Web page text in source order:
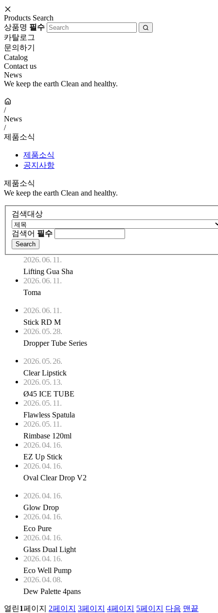
Products Search
상품명 필수
카탈로그
문의하기
Catalog
Contact us
News
We keep the earth Clean and healthy.
/
News
/
제품소식
제품소식
공지사항
제품소식
We keep the earth Clean and healthy.
검색대상
검색어 필수
2026. 06. 11.
Lifting Gua Sha
2026. 06. 11.
Toma
2026. 06. 11.
Stick RD M
2026. 05. 28.
Dropper Tube Series
2026. 05. 26.
Clear Lipstick
2026. 05. 13.
Ø45 ICE TUBE
2026. 05. 11.
Flawless Spatula
2026. 05. 11.
Rimbase 120ml
2026. 04. 16.
EZ Up Stick
2026. 04. 16.
Oval Clear Drop V2
2026. 04. 16.
Glow Drop
2026. 04. 16.
Eco Pure
2026. 04. 16.
Glass Dual Light
2026. 04. 16.
Eco Well Pump
2026. 04. 08.
Dew Palette 4pans
열린1페이지 2페이지 3페이지 4페이지 5페이지 다음 맨끝